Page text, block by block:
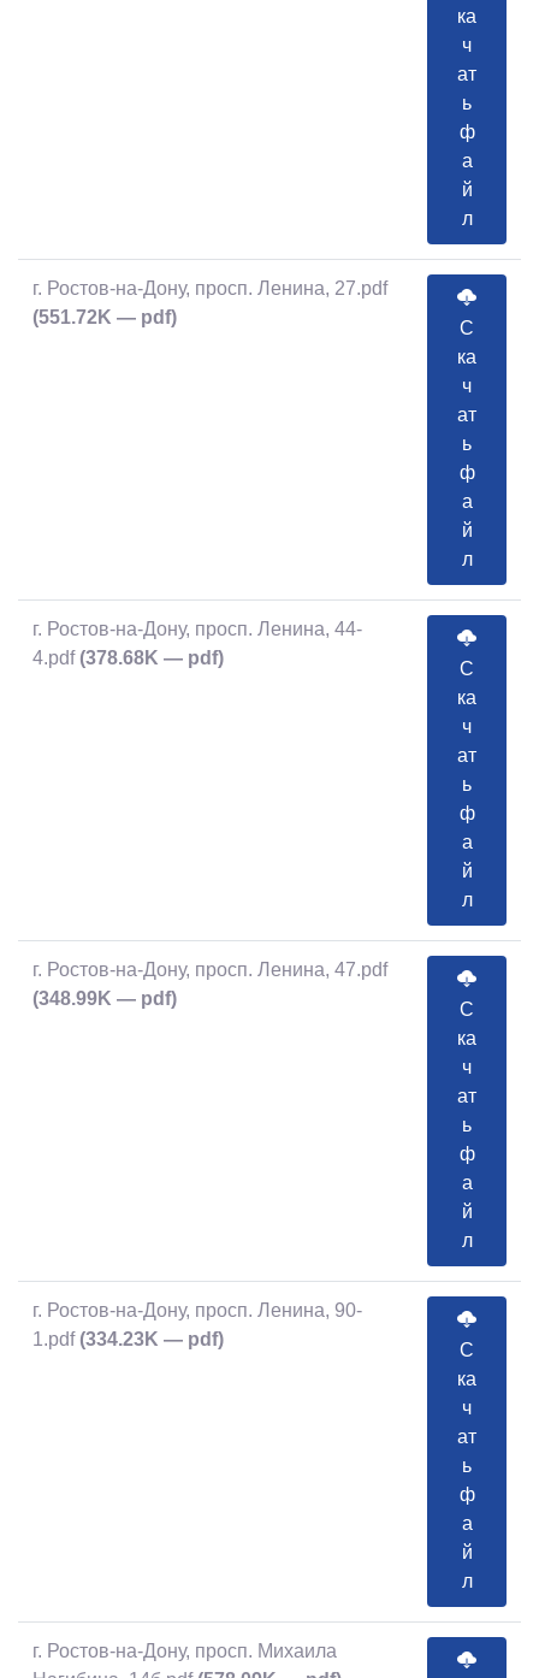
ка
ч
ат
ь
ф
а
й
л
г. Ростов-на-Дону, просп. Ленина, 27.pdf
(551.72K — pdf)
С
ка
ч
ат
ь
ф
а
й
л
г. Ростов-на-Дону, просп. Ленина, 44-
4.pdf (378.68K — pdf)
С
ка
ч
ат
ь
ф
а
й
л
г. Ростов-на-Дону, просп. Ленина, 47.pdf
(348.99K — pdf)
С
ка
ч
ат
ь
ф
а
й
л
г. Ростов-на-Дону, просп. Ленина, 90-
1.pdf (334.23K — pdf)
С
ка
ч
ат
ь
ф
а
й
л
г. Ростов-на-Дону, просп. Михаила